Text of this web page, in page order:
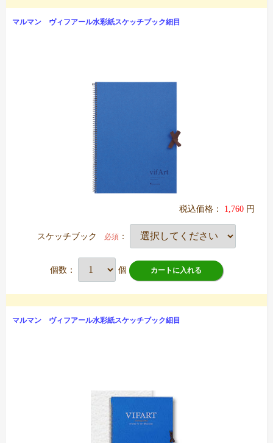
マルマン ヴィフアール水彩紙スケッチブック細目
税込価格： 1,760 円
スケッチブック 必須 ：
個数： 個 カートに入れる
マルマン ヴィフアール水彩紙スケッチブック細目